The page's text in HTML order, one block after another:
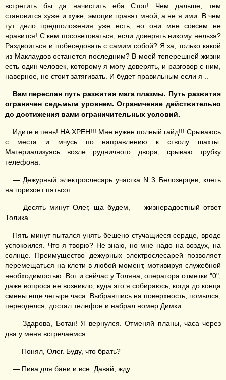
встретить бы да начистить еба...Стоп! Чем дальше, тем
становится хуже и хуже, эмоции правят мной, а не я ими. В чем
тут дело предположения уже есть, но они мне совсем не
нравится! С кем посоветоваться, если доверять никому нельзя?
Раздвоиться и побеседовать с самим собой? Я за, только какой
из Маклаудов останется последним? В моей теперешней жизни
есть один человек, которому я могу доверять, и разговор с ним,
наверное, не стоит затягивать. И будет правильным если я ..
Вам переслан путь развития мага плазмы. Путь развития
ограничен седьмымуровнем. Ограничение действительно
до достижения вами ограничительных условий.
Идите в пень! НА ХРЕН!!! Мне нужен полный гайд!!! Срываюсь
с места и мчусь по направлению к стволу шахты.
Материализуясь возле рудничного двора, срываю трубку
телефона:
— Дежурный электрослесарь участка N 3 Белозерцев, клеть
на горизонт пятьсот.
— Десять минут Олег, ща будем, — жизнерадостный ответ
Толика.
Пять минут пытался унять бешено стучащиеся сердце, вроде
успокоился. Что я творю? Не знаю, но мне надо на воздух, на
солнце. Преимущество дежурных электрослесарей позволяет
перемещаться на клети в любой момент, мотивируя служебной
необходимостью. Вот и сейчас у Толяна, оператора отметки "0",
даже вопроса не возникло, куда это я собираюсь, когда до конца
смены еще четыре часа. Выбравшись на поверхность, помылся,
переоделся, достал телефон и набрал номер Димки.
— Здарова, Ботан! Я вернулся. Отменяй планы, часа через
два у меня встречаемся.
— Понял, Олег. Буду, что брать?
— Пива для бани и все. Давай, жду.